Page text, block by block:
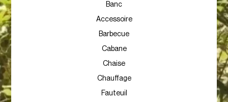
Banc
Accessoire
Barbecue
Cabane
Chaise
Chauffage
Fauteuil